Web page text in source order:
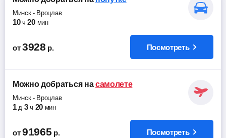
Минск- Вроцлав
10 ч 20 мин
от 3928 р. Посмотреть
Можно добратьсяна самолете
Минск- Вроцлав
1 д 3 ч 20 мин
от 91965 р. Посмотреть